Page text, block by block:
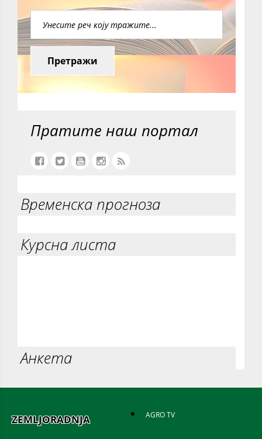
Претражи
Пратите наш портал
Временска прогноза
Курсна листа
Анкета
ZEMLJORADNJA AGRO TV